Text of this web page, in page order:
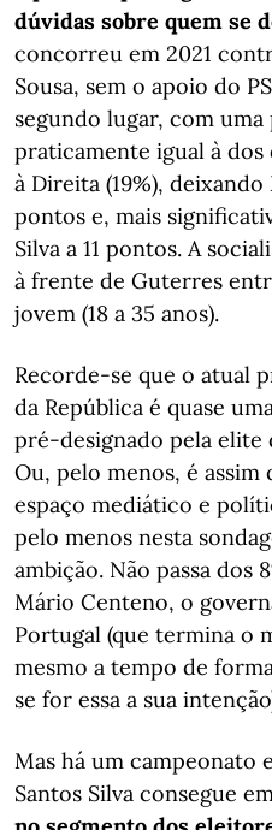
dúvidas sobre quem se
concorreu em 2021
Sousa, sem o apoio do
segundo lugar, com
praticamente igual à
à Direita (19%),
pontos e, mais
Silva a 11 pontos. A
à frente de Guterres
jovem (18 a 35 anos).
Recorde-se que o atual
da República é quase
pré-designado pela elite
Ou, pelo menos, é
espaço mediático e
pelo menos nesta
ambição. Não passa dos
Mário Centeno, o
Portugal (que termina o
mesmo a tempo de
se for essa a sua
Mas há um campeonato
Santos Silva consegue